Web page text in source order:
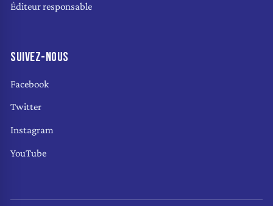
Éditeur responsable
SUIVEZ-NOUS
Facebook
Twitter
Instagram
YouTube